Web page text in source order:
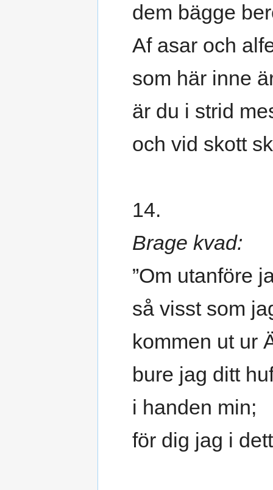
dem bägge
Af asar och
som här inne
är du i strid
och vid skott
14.
Brage kvad:
”Om utanföre
så visst som
kommen ut ur
bure jag ditt
i handen min;
för dig jag i